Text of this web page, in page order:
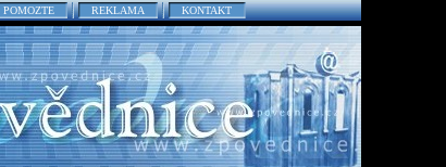
POMOZTE REKLAMA KONTAKT